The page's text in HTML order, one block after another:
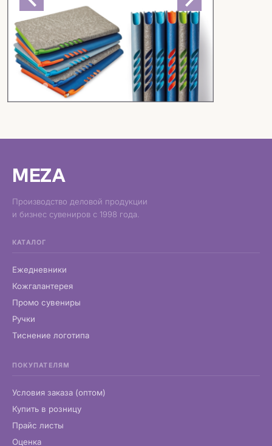
MEZA
Производство деловой продукции
и бизнес сувениров с 1998 года.
КАТАЛОГ
Ежедневники
Кожгалантерея
Промо сувениры
Ручки
Тиснение логотипа
ПОКУПАТЕЛЯМ
Условия заказа (оптом)
Купить в розницу
Прайс листы
Оценка